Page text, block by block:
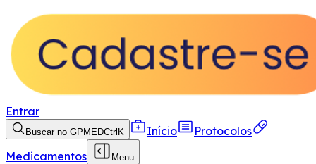
Entrar
Buscar no GPMEDCtrl K Início
Protocolos
Medicamentos
Menu